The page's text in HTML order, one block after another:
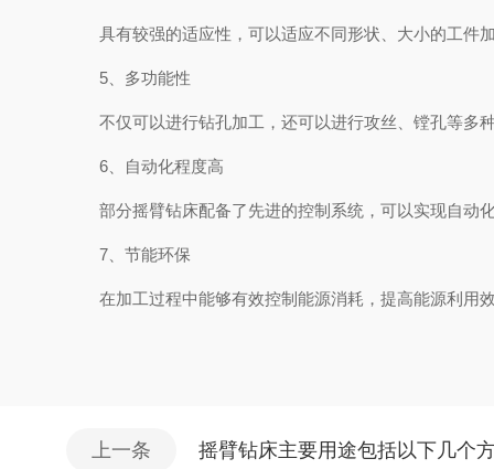
具有较强的适应性，可以适应不同形状、大小的工件
5、多功能性
不仅可以进行钻孔加工，还可以进行攻丝、镗孔等多
6、自动化程度高
部分摇臂钻床配备了先进的控制系统，可以实现自动
7、节能环保
在加工过程中能够有效控制能源消耗，提高能源利用
上一条 摇臂钻床主要用途包括以下几个